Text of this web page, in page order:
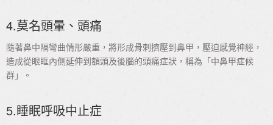
4.莫名頭暈、頭痛
隨著鼻中隔彎曲情形嚴重，將形成骨刺擠壓到鼻甲，壓迫感覺神經，
造成從眼眶內側延伸到額頭及後腦的頭痛症狀，稱為「中鼻甲症候
群」。
5.睡眠呼吸中止症